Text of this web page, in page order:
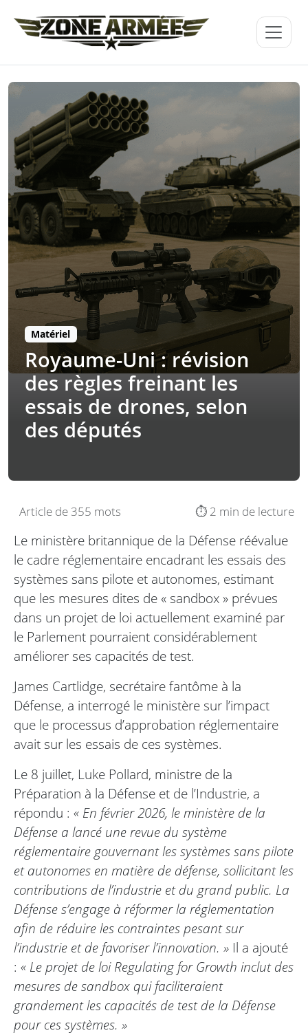
Matériel
Royaume-Uni : révision
des règles freinant les
essais de drones, selon
des députés
Article de 355 mots ⏱️ 2 min de lecture
Le ministère britannique de la Défense réévalue
le cadre réglementaire encadrant les essais des
systèmes sans pilote et autonomes, estimant
que les mesures dites de « sandbox » prévues
dans un projet de loi actuellement examiné par
le Parlement pourraient considérablement
améliorer ses capacités de test.
James Cartlidge, secrétaire fantôme à la
Défense, a interrogé le ministère sur l’impact
que le processus d’approbation réglementaire
avait sur les essais de ces systèmes.
Le 8 juillet, Luke Pollard, ministre de la
Préparation à la Défense et de l’Industrie, a
répondu : « En février 2026, le ministère de la
Défense a lancé une revue du système
réglementaire gouvernant les systèmes sans pilote
et autonomes en matière de défense, sollicitant les
contributions de l’industrie et du grand public. La
Défense s’engage à réformer la réglementation
afin de réduire les contraintes pesant sur
l’industrie et de favoriser l’innovation. » Il a ajouté
: « Le projet de loi Regulating for Growth inclut des
mesures de sandbox qui faciliteraient
grandement les capacités de test de la Défense
pour ces systèmes. »